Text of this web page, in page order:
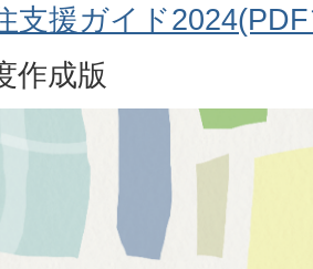
支援ガイド
作成版